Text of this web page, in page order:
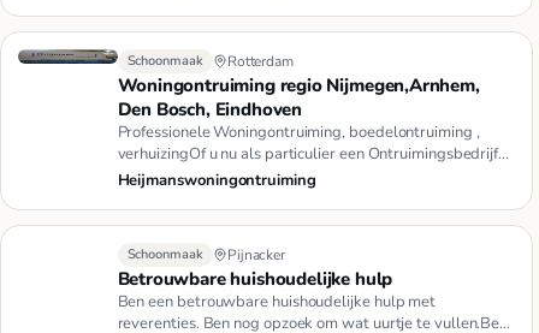
Schoonmaak Rotterdam
Woningontruiming regio Nijmegen,Arnhem,
Den Bosch, Eindhoven
Professionele Woningontruiming, boedelontruiming ,
verhuizingOf u nu als particulier een Ontruimingsbedrijf
of verhuisbe…
Heijmanswoningontruiming
Schoonmaak Pijnacker
Betrouwbare huishoudelijke hulp
Ben een betrouwbare huishoudelijke hulp met
reverenties. Ben nog opzoek om wat uurtje te vullen.Ben